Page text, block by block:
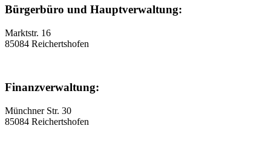
Bürgerbüro und Hauptverwaltung:
Marktstr. 16
85084 Reichertshofen
Finanzverwaltung:
Münchner Str. 30
85084 Reichertshofen